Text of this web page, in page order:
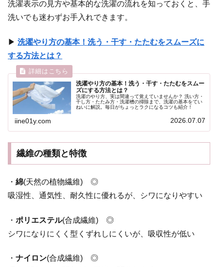
洗濯表示の見方や基本的な洗濯の流れを知っておくと、手
洗いでも迷わずお手入れできます。
▶ 洗濯やり方の基本！洗う・干す・たたむをスムーズに
する方法とは？
洗濯やり方の基本！洗う・干す・たたむをスムー
ズにする方法とは？
洗濯のやり方、実は間違って覚えていませんか？ 洗い方・
干し方・たたみ方・洗濯槽の掃除まで、洗濯の基本をてい
ねいに解説。毎日がちょっとラクになるコツも紹介！
iine01y.com 2026.07.07
繊維の種類と特徴
・ 綿(天然の植物繊維) ◎
吸湿性、通気性、耐久性に優れるが、シワになりやすい
・ ポリエステル(合成繊維) ◎
シワになりにくく型くずれしにくいが、吸収性が低い
・ ナイロン(合成繊維) ◎